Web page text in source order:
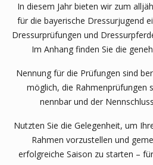
In diesem Jahr bieten wir zum
für die bayerische Dressurjugend
Dressurprüfungen und
Im Anhang finden Sie die
Nennung für die Prüfungen sind
möglich, die Rahmenprüfungen
nennbar und der
Nutzten Sie die Gelegenheit, um
Rahmen vorzustellen und
erfolgreiche Saison zu starten –